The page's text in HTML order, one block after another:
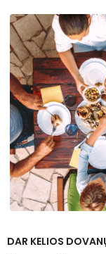
DAR KELIOS